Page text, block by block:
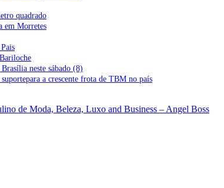
quadrado
em Morretes
neste sábado (8)
a crescente frota de TBM no país